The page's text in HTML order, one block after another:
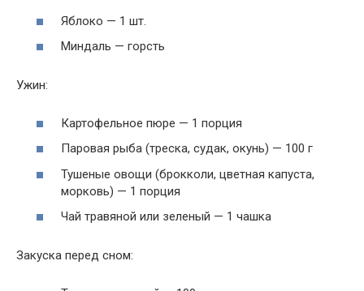
Яблоко — 1 шт.
Миндаль — горсть
Ужин:
Картофельное пюре — 1 порция
Паровая рыба (треска, судак, окунь) — 100 г
Тушеные овощи (брокколи, цветная капуста,
морковь) — 1 порция
Чай травяной или зеленый — 1 чашка
Закуска перед сном: